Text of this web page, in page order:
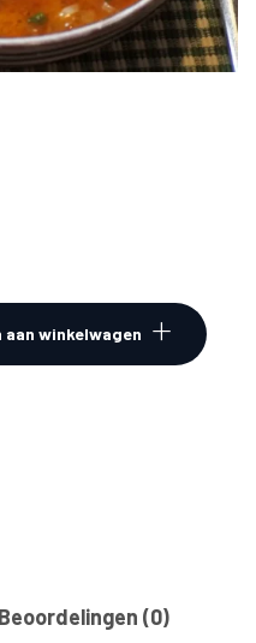
aan winkelwagen
Beoordelingen (0)